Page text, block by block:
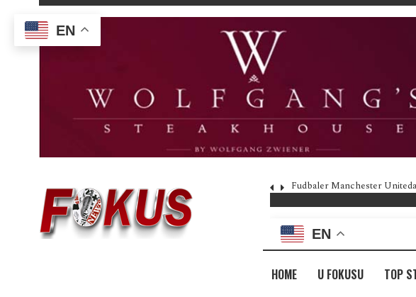
Fudbaler Manchester
EN
HOME U FOKUSU TOP
EN